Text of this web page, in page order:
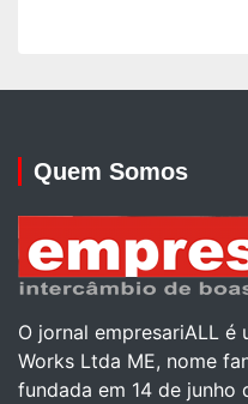
Quem Somos
O jornal empresariALL
Works Ltda ME, nome
fundada em 14 de junho